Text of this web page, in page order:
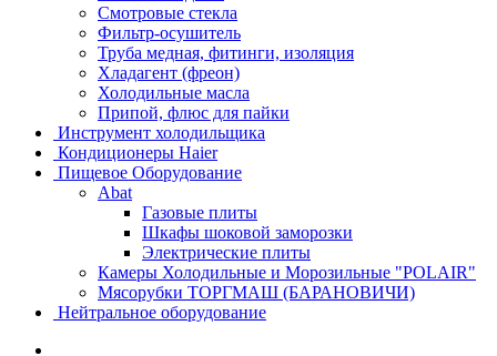
Смотровые стекла
Фильтр-осушитель
Труба медная, фитинги, изоляция
Хладагент (фреон)
Холодильные масла
Припой, флюс для пайки
Инструмент холодильщика
Кондиционеры Haier
Пищевое Оборудование
Abat
Газовые плиты
Шкафы шоковой заморозки
Электрические плиты
Камеры Холодильные и Морозильные "POLAIR"
Мясорубки ТОРГМАШ (БАРАНОВИЧИ)
Нейтральное оборудование